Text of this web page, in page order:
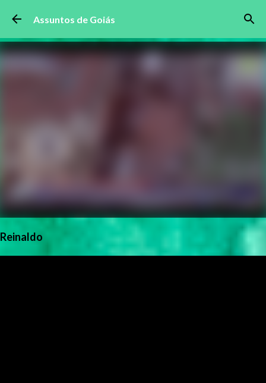
Pular para o conteúdo principal
Assuntos de Goiás
Reinaldo